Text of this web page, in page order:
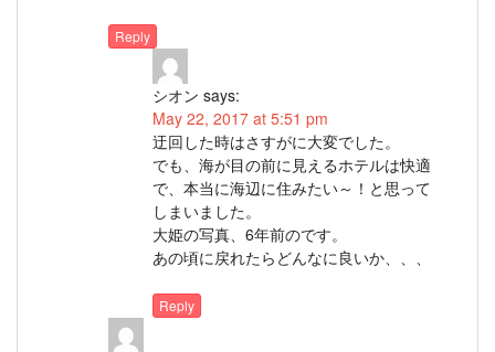
Reply
シオン says:
May 22, 2017 at 5:51 pm
迂回した時はさすがに大変でした。
でも、海が目の前に見えるホテルは快適
で、本当に海辺に住みたい～！と思って
しまいました。
大姫の写真、6年前のです。
あの頃に戻れたらどんなに良いか、、、
Reply